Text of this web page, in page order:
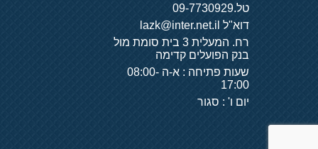
טל.09-7730929
דוא"ל
רח. המעלית 3 בית סומת מול
בנק הפועלים קדימה
שעות פתיחה : א-ה 08:00-
17:00
יום ו' : סגור